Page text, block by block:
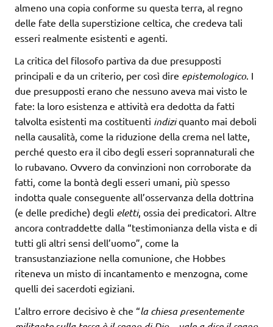
almeno una copia conforme su questa terra, al regno
delle fate della superstizione celtica, che credeva tali
esseri realmente esistenti e agenti.
La critica del filosofo partiva da due presupposti
principali e da un criterio, per così dire epistemologico. I
due presupposti erano che nessuno aveva mai visto le
fate: la loro esistenza e attività era dedotta da fatti
talvolta esistenti ma costituenti indiziquanto mai deboli
nella causalità, come la riduzione della crema nel latte,
perché questo era il cibo degli esseri soprannaturali che
lo rubavano. Ovvero da convinzioni non corroborate da
fatti, come la bontà degli esseri umani, più spesso
indotta quale conseguente all’osservanza della dottrina
(e delle prediche) degli eletti, ossia dei predicatori. Altre
ancora contraddette dalla “testimonianza della vista e di
tutti gli altri sensi dell’uomo”, come la
transustanziazione nella comunione, che Hobbes
riteneva un misto di incantamento e menzogna, come
quelli dei sacerdoti egiziani.
L’altro errore decisivo è che “la chiesa presentemente